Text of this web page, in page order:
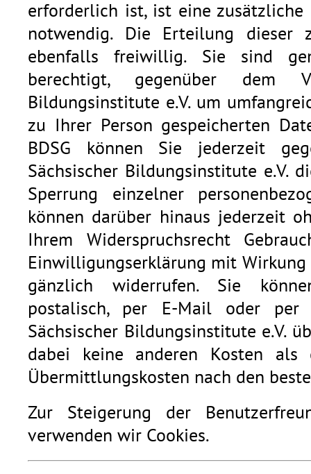
erforderlich ist, ist eine
notwendig. Die Erteilung dieser
ebenfalls freiwillig. Sie sind
berechtigt, gegenüber dem
Bildungsinstitute e.V. um
zu Ihrer Person gespeicherten
BDSG können Sie jederzeit
Sächsischer Bildungsinstitute e.V.
Sperrung einzelner
können darüber hinaus jederzeit
Ihrem Widerspruchsrecht
Einwilligungserklärung mit
gänzlich widerrufen. Sie
postalisch, per E-Mail oder
Sächsischer Bildungsinstitute e.V.
dabei keine anderen Kosten als
Übermittlungskosten nach den
Zur Steigerung der
verwenden wir Cookies.